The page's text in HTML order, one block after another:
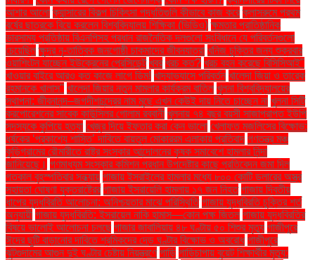
আশার আলো ক্যান্সারের বিকল্প চিকিৎসা পদ্ধতিগুলি কীভাবে কাজ করে ক্লাসরুমে প্রথম
বর্ষের ছাত্রকে বিয়ে করলেন বিশ্ববিদ্যালয় শিক্ষিকা (ভিডিও) ক্ষমতার প্রাতিষ্ঠানিক
ভারসাম্য প্রতিষ্ঠায় বিএনপিসহ প্রধান রাজনৈতিক দলগুলো সংবিধানে যে পরিবর্তনগুলো
চেয়েছিল ক্ষুদ্র নৃ-তাত্বিক জনগোষ্ঠী চাকমাদের জীবনযাত্রা খনিজ চুক্তির জন্য শুক্রবার
ওয়াশিংটন যাচ্ছেন ইউক্রেনের প্রেসিডেন্ট খবর খরচ কত? খরচ বহন করেছে বিসিসিআই"
খাওয়ার বাইরে আরও কত কাজে লাগে ডিম! খাদ্যাভ্যাসে পরিবর্তন খালেদা জিয়া ও তারেক
রহমানকে খালাস'' খালেদা জিয়ার নতুন মামলার কার্যক্রম বাতিল খুলনা বিশ্ববিদ্যালয়ের
স্থাপনা: জীবনানন্দ–জগদীশচন্দ্রের নাম মুছে এখন কেউই দায় নিতে চাচ্ছেন না খুলনা সিটি
করপোরেশনের সাবেক কাউন্সিলর গোলাম রব্বানী খুলনায় ৭৪ বছর বয়সী সাজাপ্রাপ্ত ইউপি
সদস্যকে কুপিয়ে হত্যা খেজুর দিয়ে ইফতার করা কেন ভালো খেলাফত মজলিসের বিক্ষোভ:
ধর্ষকের ‘প্রকাশ্যে শাস্তি’ দাবিতে বায়তুল মোকাররম এলাকায় প্রতিবাদ গণতন্ত্র মঞ্চ
কুড়িগ্রামের রৌমারীতে রাষ্ট্র সংস্কার আন্দোলনের কৃষক সমাবেশে হামলার নিন্দা
জানিয়েছে। গণমাধ্যম সংস্কার কমিশন প্রধান উপদেষ্টার কাছে প্রতিবেদন জমা দিল
গতকাল বৃহস্পতিবার সন্ধ্যায় গাজায় ইসরাইলের হামলার মধ্যে ৮০০ কোটি ডলারের অস্ত্র
সহায়তা ঘোষণা যুক্তরাষ্ট্রের গাজায় ইসরায়েলি হামলায় ১৭ জন নিহত গাজায় দ্বিতীয়
ধাপের যুদ্ধবিরতি আলোচনা: অনিশ্চয়তার মাঝে পরিস্থিতি গাজায় যুদ্ধবিরতি চুক্তির শর্ত
অনুযায়ী গাজায় যুদ্ধবিরতি: ইসরায়েল নাকি হামাস—কোন পক্ষ জিতল গাজায় যুদ্ধবিরতির
বিষয়ে ভালোই আলোচনা চলছে গাজার জাবালিয়ায় ৪৮ ঘণ্টায় ৫০ শিশুর মৃত্যু গাজীপুরে
ঈদের ছুটি বাড়ানোর দাবিতে শ্রমিকদের দেড় ঘণ্টার বিক্ষোভ ও অবরোধ গাজীপুরে
ঝুটগুদামের আগুন দুই ঘণ্টার চেষ্টায় নিয়ন্ত্রণে গাড়ি গাড়িচাপায় বুয়েট শিক্ষার্থীর মৃত্যু: